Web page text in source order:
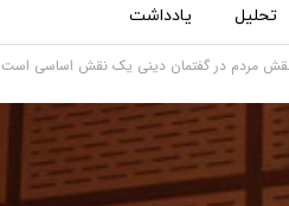
تحلیل یادداشت
مردم در گفتمان دینی یک نقش اساسی است